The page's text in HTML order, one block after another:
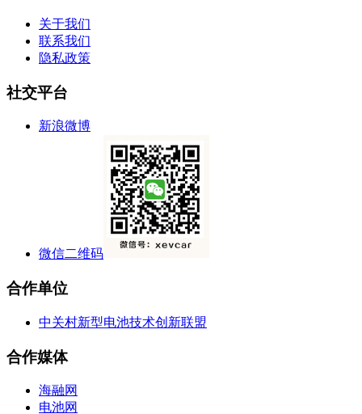
关于我们
联系我们
隐私政策
社交平台
新浪微博
微信二维码
合作单位
中关村新型电池技术创新联盟
合作媒体
海融网
电池网